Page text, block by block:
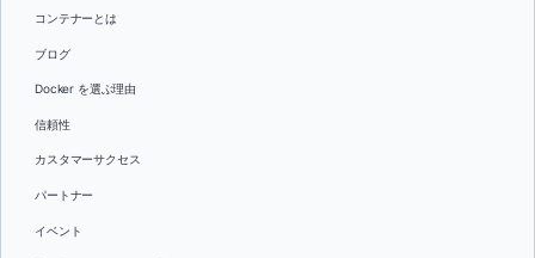
コンテナーとは
ブログ
Docker を選ぶ理由
信頼性
カスタマーサクセス
パートナー
イベント